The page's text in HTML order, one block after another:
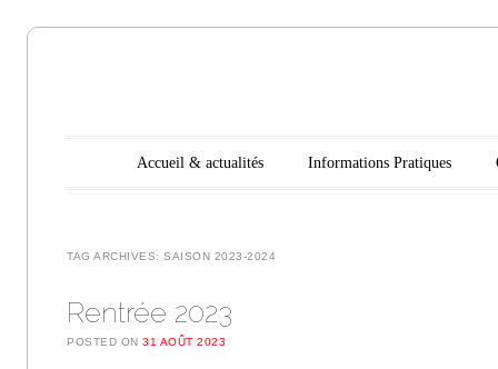
Seclin
Main menu
Skip to content
Accueil & actualités Informations Pratiques
TAG ARCHIVES:SAISON 2023-2024
Rentrée 2023
POSTED ON31 AOÛT 2023